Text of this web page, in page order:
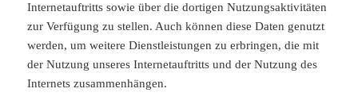
Internetauftritts sowie über die dortigen Nutzungsaktivitäten
zur Verfügung zu stellen. Auch können diese Daten genutzt
werden, um weitere Dienstleistungen zu erbringen, die mit
der Nutzung unseres Internetauftritts und der Nutzung des
Internets zusammenhängen.